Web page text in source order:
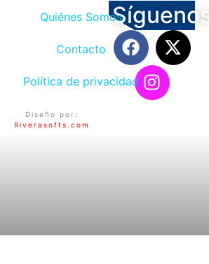
Quiénes Somos
Contacto
Política de privacidad
Diseño por:
Riverasofts.com